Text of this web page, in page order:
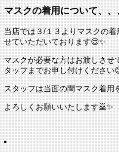
マスクの着用について、、
当店では３/１３よりマスクの
せていただいております😌✨
マスクが必要な方はお渡しさせ
タッフまでお申し付けください
スタッフは当面の間マスク着用
よろしくお願いいたします🙇✨